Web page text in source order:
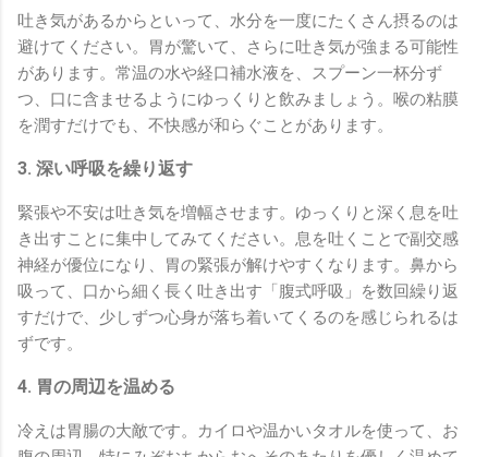
吐き気があるからといって、水分を一度にたくさん摂るのは
避けてください。胃が驚いて、さらに吐き気が強まる可能性
があります。常温の水や経口補水液を、スプーン一杯分ず
つ、口に含ませるようにゆっくりと飲みましょう。喉の粘膜
を潤すだけでも、不快感が和らぐことがあります。
3. 深い呼吸を繰り返す
緊張や不安は吐き気を増幅させます。ゆっくりと深く息を吐
き出すことに集中してみてください。息を吐くことで副交感
神経が優位になり、胃の緊張が解けやすくなります。鼻から
吸って、口から細く長く吐き出す「腹式呼吸」を数回繰り返
すだけで、少しずつ心身が落ち着いてくるのを感じられるは
ずです。
4. 胃の周辺を温める
冷えは胃腸の大敵です。カイロや温かいタオルを使って、お